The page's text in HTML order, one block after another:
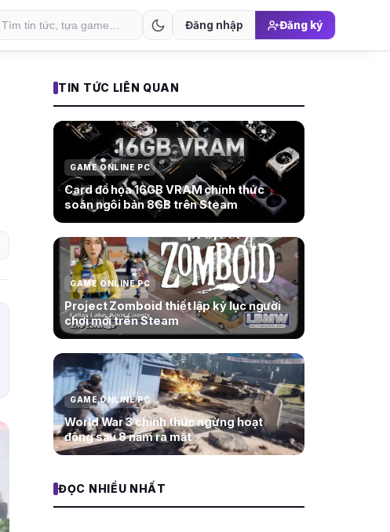
Đăng nhập Đăng ký
TIN TỨC LIÊN QUAN
GAME ONLINE PC
Card đồ họa 16GB VRAM chính thức
soán ngôi bản 8GB trên Steam
GAME ONLINE PC
Project Zomboid thiết lập kỷ lục người
chơi mới trên Steam
GAME ONLINE PC
World War 3 chính thức ngừng hoạt
động sau 8 năm ra mắt
ĐỌC NHIỀU NHẤT